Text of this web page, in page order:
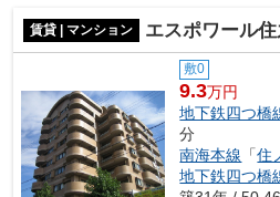
賃貸 | マンション エスポワール住之
敷0
9.3万円
地下鉄四つ橋
分
南海本線 「住
地下鉄四つ橋